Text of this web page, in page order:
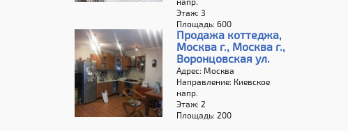
Этаж: 3
Площадь: 600
Продажа коттеджа,
Москва г., Москва г.,
Воронцовская ул.
Адрес: Москва
Направление: Киевское
напр.
Этаж: 2
Площадь: 200